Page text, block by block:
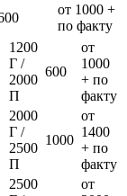
от 1000 +
по факту
1200
Г /
2000
П
600
от
1000
+ по
факту
2000
Г /
2500
П
1000
от
1400
+ по
факту
2500
от